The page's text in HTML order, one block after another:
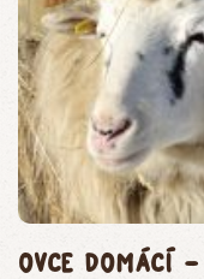
ovce domácí